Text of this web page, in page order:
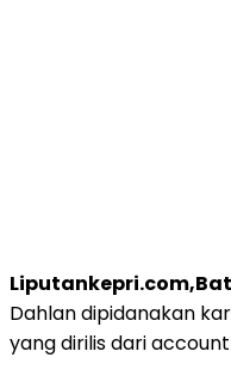
Dahlan dipidanakan
yang dirilis dari